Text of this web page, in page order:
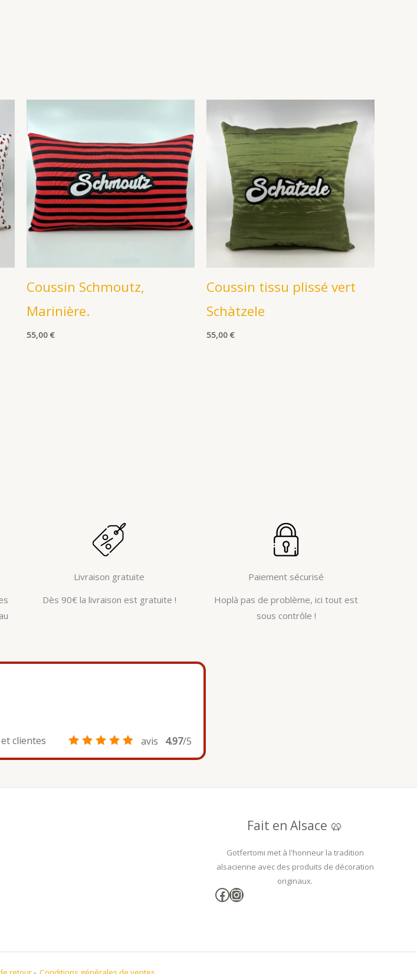
Coussin Schmoutz,
Marinière.
55,00 €
Coussin tissu plissé vert
Schàtzele
55,00 €
Livraison gratuite
Dès 90€ la livraison est gratuite !
Paiement sécurisé
Hoplà pas de problème, ici tout est
sous contrôle !
clientes
avis 4.97/5
Fait en Alsace 🥨
Gotfertomi met à l'honneur la tradition
alsacienne avec des produits de décoration
originaux.
Facebook
Instagram